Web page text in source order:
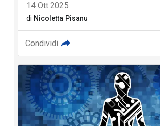
14 Ott 2025
di Nicoletta Pisanu
Condividi